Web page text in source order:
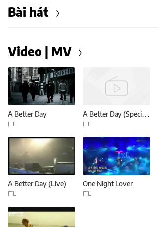
Bài hát
Video | MV
A Better Day
JTL
A Better Day (Special Version)
JTL
A Better Day (Live)
JTL
One Night Lover
JTL